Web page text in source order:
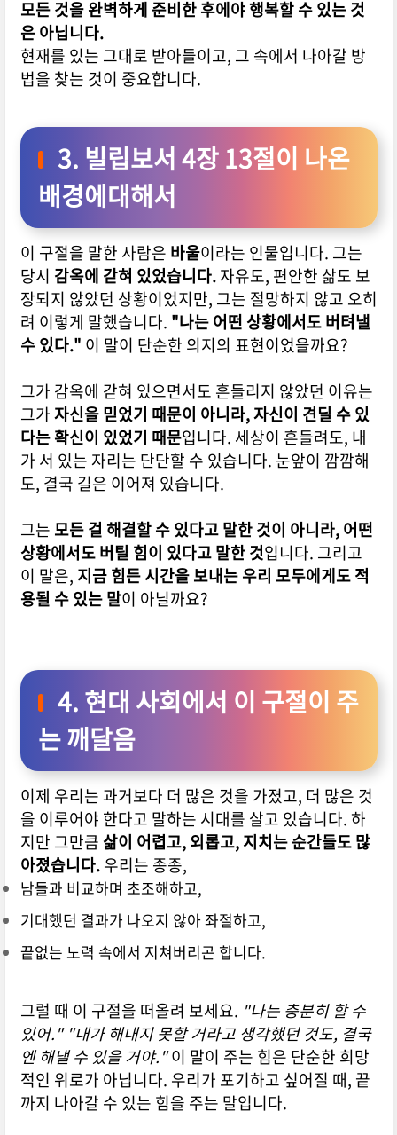
모든 것을 완벽하게 준비한 후에야 행복할 수 있는 것
은 아닙니다.
현재를 있는 그대로 받아들이고, 그 속에서 나아갈 방
법을 찾는 것이 중요합니다.
3. 빌립보서 4장 13절이 나온
배경에대해서
이 구절을 말한 사람은 바울이라는 인물입니다. 그는
당시 감옥에 갇혀 있었습니다.자유도, 편안한 삶도 보
장되지 않았던 상황이었지만, 그는 절망하지 않고 오히
려 이렇게 말했습니다. "나는 어떤 상황에서도 버텨낼
수 있다." 이 말이 단순한 의지의 표현이었을까요?
그가 감옥에 갇혀 있으면서도 흔들리지 않았던 이유는
그가자신을 믿었기 때문이 아니라, 자신이 견딜 수 있
다는 확신이 있었기 때문입니다. 세상이 흔들려도, 내
가 서 있는 자리는 단단할 수 있습니다. 눈앞이 깜깜해
도, 결국 길은 이어져 있습니다.
그는 모든 걸 해결할 수 있다고 말한 것이 아니라, 어떤
상황에서도 버틸 힘이 있다고 말한 것입니다. 그리고
이 말은, 지금 힘든 시간을 보내는 우리 모두에게도 적
용될 수 있는 말이 아닐까요?
4. 현대 사회에서 이 구절이 주
는 깨달음
이제 우리는 과거보다 더 많은 것을 가졌고, 더 많은 것
을 이루어야 한다고 말하는 시대를 살고 있습니다.하
지만 그만큼 삶이 어렵고, 외롭고, 지치는 순간들도 많
아졌습니다.우리는 종종,
남들과 비교하며 초조해하고,
기대했던 결과가 나오지 않아 좌절하고,
끝없는 노력 속에서 지쳐버리곤 합니다.
그럴 때 이 구절을 떠올려 보세요. "나는 충분히 할 수
있어." "내가 해내지 못할 거라고 생각했던 것도, 결국
엔 해낼 수 있을 거야."이 말이 주는 힘은 단순한 희망
적인 위로가 아닙니다. 우리가 포기하고 싶어질 때, 끝
까지 나아갈 수 있는 힘을 주는 말입니다.